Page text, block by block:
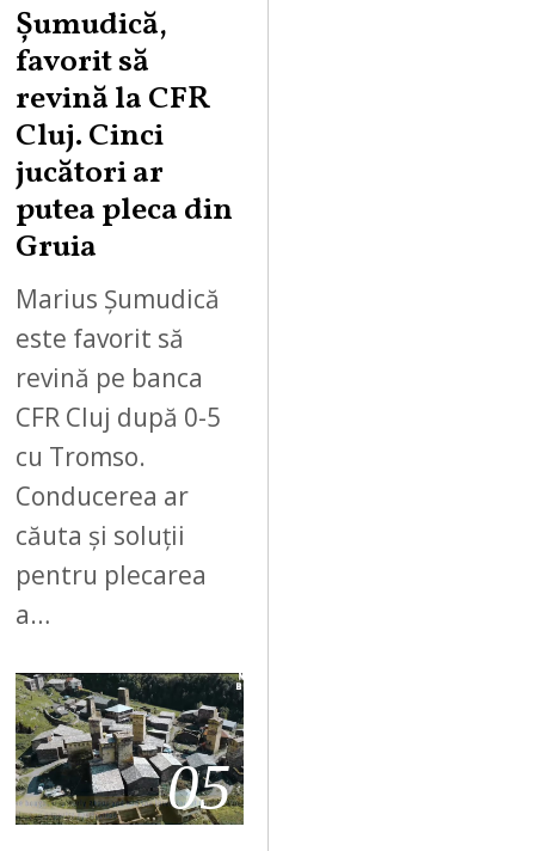
Șumudică,
favorit să
revină la CFR
Cluj. Cinci
jucători ar
putea pleca din
Gruia
Marius Șumudică
este favorit să
revină pe banca
CFR Cluj după 0-5
cu Tromso.
Conducerea ar
căuta și soluții
pentru plecarea
a…
05